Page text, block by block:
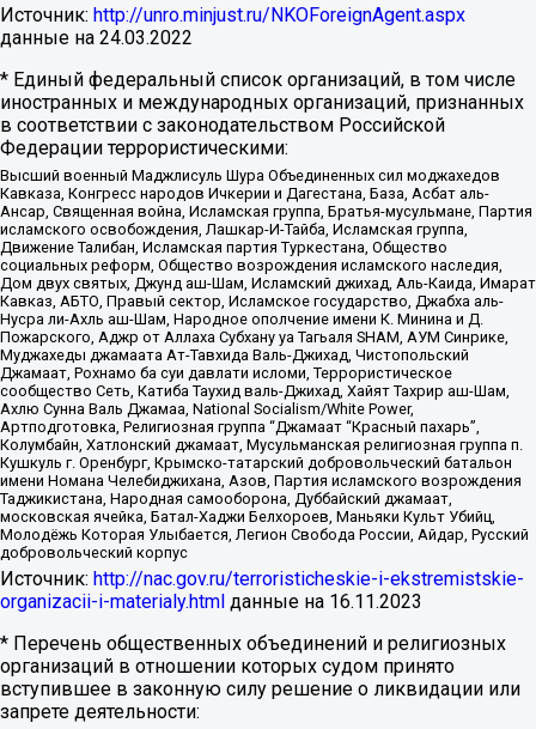
Источник: http://unro.minjust.ru/NKOForeignAgent.aspx
данные на 24.03.2022
* Единый федеральный список организаций, в том числе
иностранных и международных организаций, признанных
в соответствии с законодательством Российской
Федерации террористическими:
Высший военный Маджлисуль Шура Объединенных сил моджахедов
Кавказа, Конгресс народов Ичкерии и Дагестана, База, Асбат аль-
Ансар, Священная война, Исламская группа, Братья-мусульмане, Партия
исламского освобождения, Лашкар-И-Тайба, Исламская группа,
Движение Талибан, Исламская партия Туркестана, Общество
социальных реформ, Общество возрождения исламского наследия,
Дом двух святых, Джунд аш-Шам, Исламский джихад, Аль-Каида, Имарат
Кавказ, АБТО, Правый сектор, Исламское государство, Джабха аль-
Нусра ли-Ахль аш-Шам, Народное ополчение имени К. Минина и Д.
Пожарского, Аджр от Аллаха Субхану уа Тагьаля SHAM, АУМ Синрике,
Муджахеды джамаата Ат-Тавхида Валь-Джихад, Чистопольский
Джамаат, Рохнамо ба суи давлати исломи, Террористическое
сообщество Сеть, Катиба Таухид валь-Джихад, Хайят Тахрир аш-Шам,
Ахлю Сунна Валь Джамаа, National Socialism/White Power,
Артподготовка, Религиозная группа “Джамаат “Красный пахарь”,
Колумбайн, Хатлонский джамаат, Мусульманская религиозная группа п.
Кушкуль г. Оренбург, Крымско-татарский добровольческий батальон
имени Номана Челебиджихана, Азов, Партия исламского возрождения
Таджикистана, Народная самооборона, Дуббайский джамаат,
московская ячейка, Батал-Хаджи Белхороев, Маньяки Культ Убийц,
Молодёжь Которая Улыбается, Легион Свобода России, Айдар, Русский
добровольческий корпус
Источник: http://nac.gov.ru/terroristicheskie-i-ekstremistskie-
organizacii-i-materialy.html данные на 16.11.2023
* Перечень общественных объединений и религиозных
организаций в отношении которых судом принято
вступившее в законную силу решение о ликвидации или
запрете деятельности: